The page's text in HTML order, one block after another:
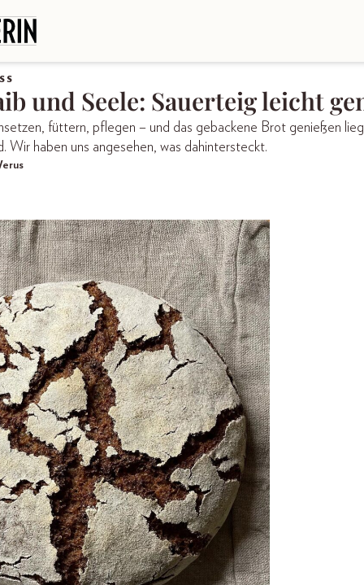
und Seele: Sauerteig leicht
füttern, pflegen – und das gebackene Brot genießen
Wir haben uns angesehen, was dahintersteckt.